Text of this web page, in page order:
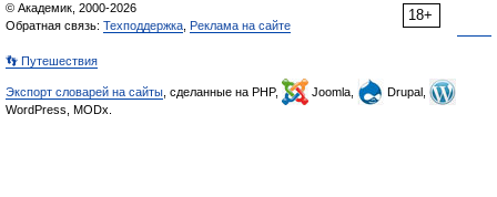
18+
© Академик, 2000-2026
Обратная связь: Техподдержка Реклама на сайте
👣 Путешествия
Экспорт словарей на сайты , сделанные на PHP, Joomla,
Drupal,
WordPress, MODx.